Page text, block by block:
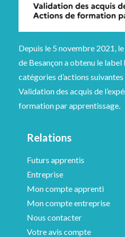
Depuis le 5 novembre 2021,
de Besançon a obtenu le
catégories d’actions
Validation des acquis de
formation par apprentissage.
Relations
Futurs apprentis
Entreprise
Mon compte apprenti
Mon compte entreprise
Nous contacter
Votre avis compte